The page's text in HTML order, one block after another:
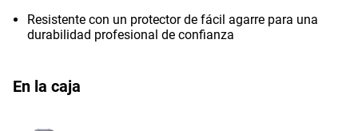
Resistente con un protector de fácil agarre para una
durabilidad profesional de confianza
En la caja